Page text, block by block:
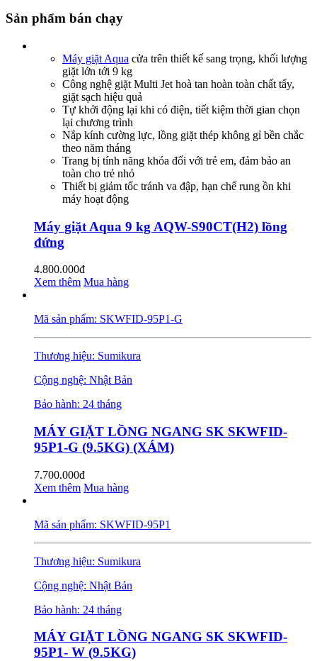
Sản phẩm bán chạy
Máy giặt Aqua cửa trên thiết kế sang trọng, khối lượng
giặt lớn tới 9 kg
Công nghệ giặt Multi Jet hoà tan hoàn toàn chất tẩy,
giặt sạch hiệu quả
Tự khởi động lại khi có điện, tiết kiệm thời gian chọn
lại chương trình
Nắp kính cường lực, lồng giặt thép không gỉ bền chắc
theo năm tháng
Trang bị tính năng khóa đối với trẻ em, đảm bảo an
toàn cho trẻ nhỏ
Thiết bị giảm tốc tránh va đập, hạn chế rung ồn khi
máy hoạt động
Máy giặt Aqua 9 kg AQW-S90CT(H2) lồng
đứng
4.800.000đ
Xem thêm Mua hàng
Mã sản phẩm: SKWFID-95P1-G
Thương hiệu: Sumikura
Cộng nghệ: Nhật Bản
Bảo hành: 24 tháng
MÁY GIẶT LỒNG NGANG SK SKWFID-
95P1-G (9.5KG) (XÁM)
7.700.000đ
Xem thêm Mua hàng
Mã sản phẩm: SKWFID-95P1
Thương hiệu: Sumikura
Cộng nghệ: Nhật Bản
Bảo hành: 24 tháng
MÁY GIẶT LỒNG NGANG SK SKWFID-
95P1- W (9.5KG)